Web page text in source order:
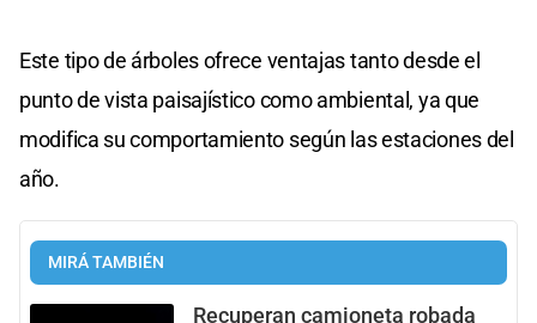
Este tipo de árboles ofrece ventajas tanto desde el
punto de vista paisajístico como ambiental, ya que
modifica su comportamiento según las estaciones del
año.
MIRÁ TAMBIÉN
Recuperan camioneta robada